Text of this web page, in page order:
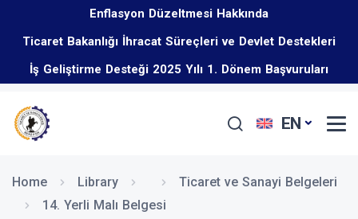
Enflasyon Düzeltmesi Hakkında
Ticaret Bakanlığı İhracat Süreçleri ve Devlet Destekleri
Eğitim Programı Hakkında
İş Geliştirme Desteği 2025 Yılı 1. Dönem Başvuruları
EN
Home Library
Ticaret ve Sanayi Belgeleri
14. Yerli Malı Belgesi